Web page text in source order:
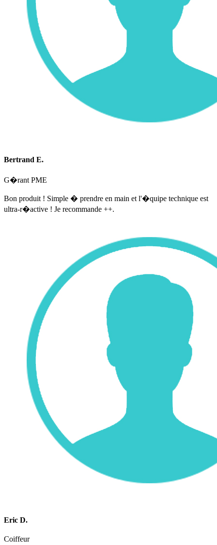
Bertrand E.
G�rant PME
Bon produit ! Simple � prendre en main et l'�quipe technique est
ultra-r�active ! Je recommande ++.
Eric D.
Coiffeur